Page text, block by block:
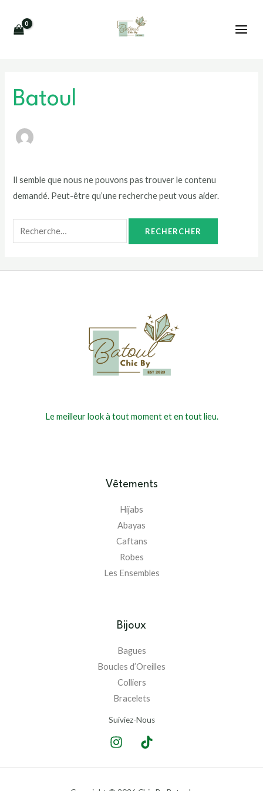
Batoul
Il semble que nous ne pouvons pas trouver le contenu
demandé. Peut-être qu’une recherche peut vous aider.
Le meilleur look à tout moment et en tout lieu.
Vêtements
Hijabs
Abayas
Caftans
Robes
Les Ensembles
Bijoux
Bagues
Boucles d’Oreilles
Colliers
Bracelets
Suiviez-Nous